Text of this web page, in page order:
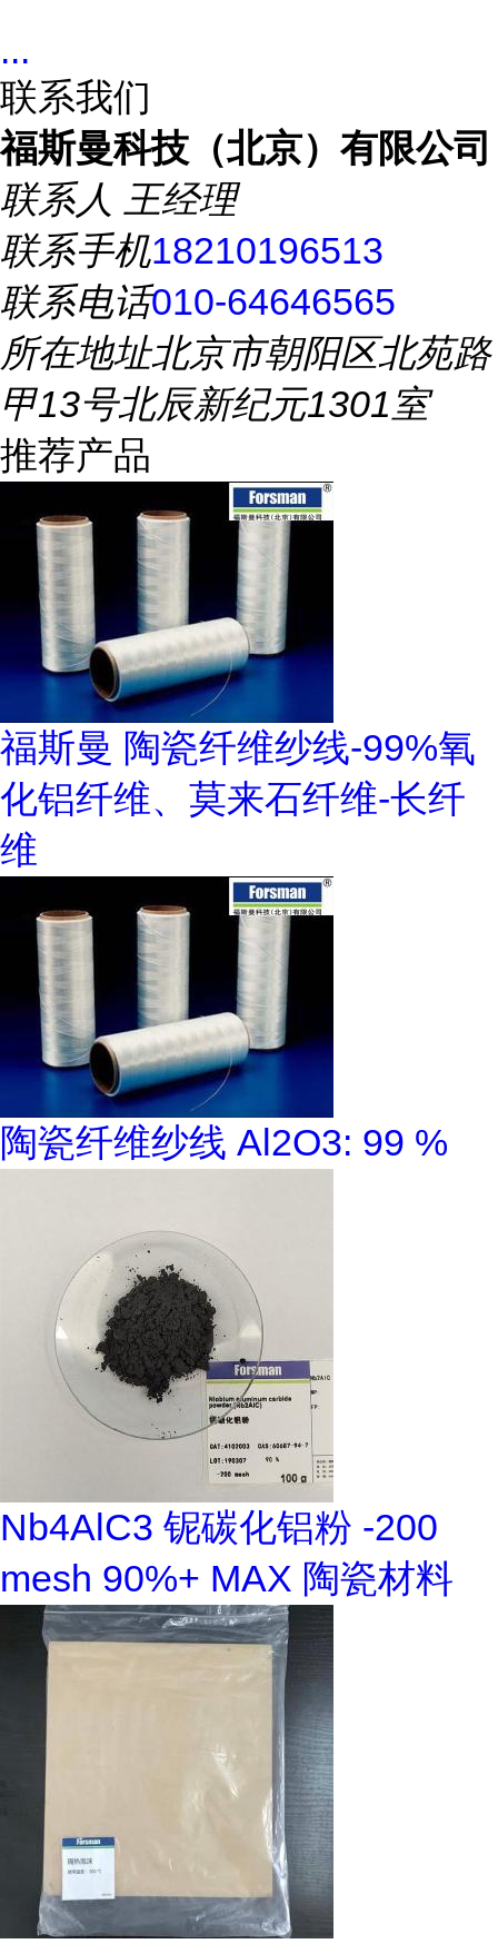
...
联系我们
福斯曼科技（北京）有限公司
联系人 王经理
联系手机18210196513
联系电话010-64646565
所在地址北京市朝阳区北苑路
甲13号北辰新纪元1301室
推荐产品
福斯曼 陶瓷纤维纱线-99%氧
化铝纤维、莫来石纤维-长纤
维
陶瓷纤维纱线 Al2O3: 99 %
Nb4AlC3 铌碳化铝粉 -200
mesh 90%+ MAX 陶瓷材料